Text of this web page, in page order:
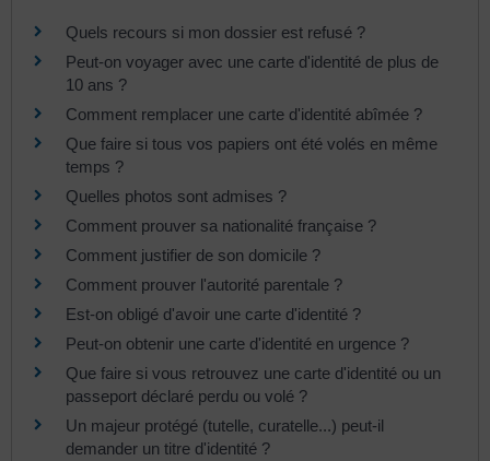
Quels recours si mon dossier est refusé ?
Peut-on voyager avec une carte d'identité de plus de
10 ans ?
Comment remplacer une carte d'identité abîmée ?
Que faire si tous vos papiers ont été volés en même
temps ?
Quelles photos sont admises ?
Comment prouver sa nationalité française ?
Comment justifier de son domicile ?
Comment prouver l'autorité parentale ?
Est-on obligé d'avoir une carte d'identité ?
Peut-on obtenir une carte d'identité en urgence ?
Que faire si vous retrouvez une carte d'identité ou un
passeport déclaré perdu ou volé ?
Un majeur protégé (tutelle, curatelle...) peut-il
demander un titre d'identité ?